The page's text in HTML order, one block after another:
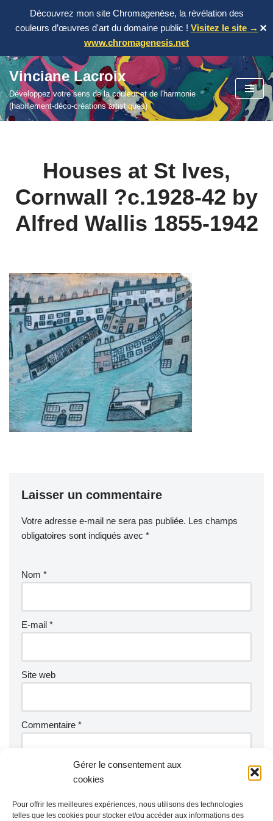
Gérer le consentement aux
cookies
Pour offrir les meilleures expériences, nous utilisons des technologies
telles que les cookies pour stocker et/ou accéder aux informations des
Découvrez mon site Chromagenèse, la révélation des
couleurs d’œuvres d'art du domaine public ! Visitez le site →
www.chromagenesis.net
✕
Aller
au
contenu
Vinciane Lacroix
Développez votre sens de la couleur et de l'harmonie
(habillement-déco-créations artistiques)
Houses at St Ives,
Cornwall ?c.1928-42 by
Alfred Wallis 1855-1942
Laisser un commentaire
Votre adresse e-mail ne sera pas publiée. Les champs
obligatoires sont indiqués avec *
Nom *
E-mail *
Site web
Commentaire *